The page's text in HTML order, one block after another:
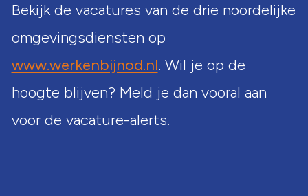
Bekijk de vacatures van de drie noordelijke
omgevingsdiensten op
www.werkenbijnod.nl. Wil je op de
hoogte blijven? Meld je dan vooral aan
voor de vacature-alerts.